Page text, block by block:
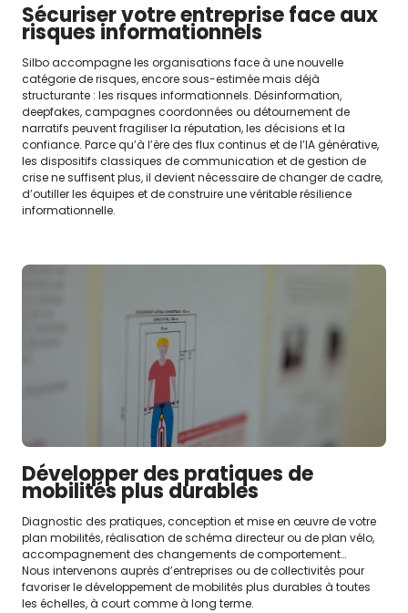
Sécuriser votre entreprise face aux
risques informationnels
Silbo accompagne les organisations face à une nouvelle
catégorie de risques, encore sous-estimée mais déjà
structurante : les risques informationnels. Désinformation,
deepfakes, campagnes coordonnées ou détournement de
narratifs peuvent fragiliser la réputation, les décisions et la
confiance. Parce qu’à l’ère des flux continus et de l’IA générative,
les dispositifs classiques de communication et de gestion de
crise ne suffisent plus, il devient nécessaire de changer de cadre,
d’outiller les équipes et de construire une véritable résilience
informationnelle.
Développer des pratiques de
mobilités plus durables
Diagnostic des pratiques, conception et mise en œuvre de votre
plan mobilités, réalisation de schéma directeur ou de plan vélo,
accompagnement des changements de comportement…
Nous intervenons auprès d’entreprises ou de collectivités pour
favoriser le développement de mobilités plus durables à toutes
les échelles, à court comme à long terme.